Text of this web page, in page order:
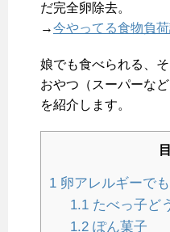
だ完全卵除去。
→今やってる食物負
娘でも食べられる、
おやつ（スーパーな
を紹介します。
1 卵アレルギーで
1.1たべっ子ど
1.2ぽん菓子